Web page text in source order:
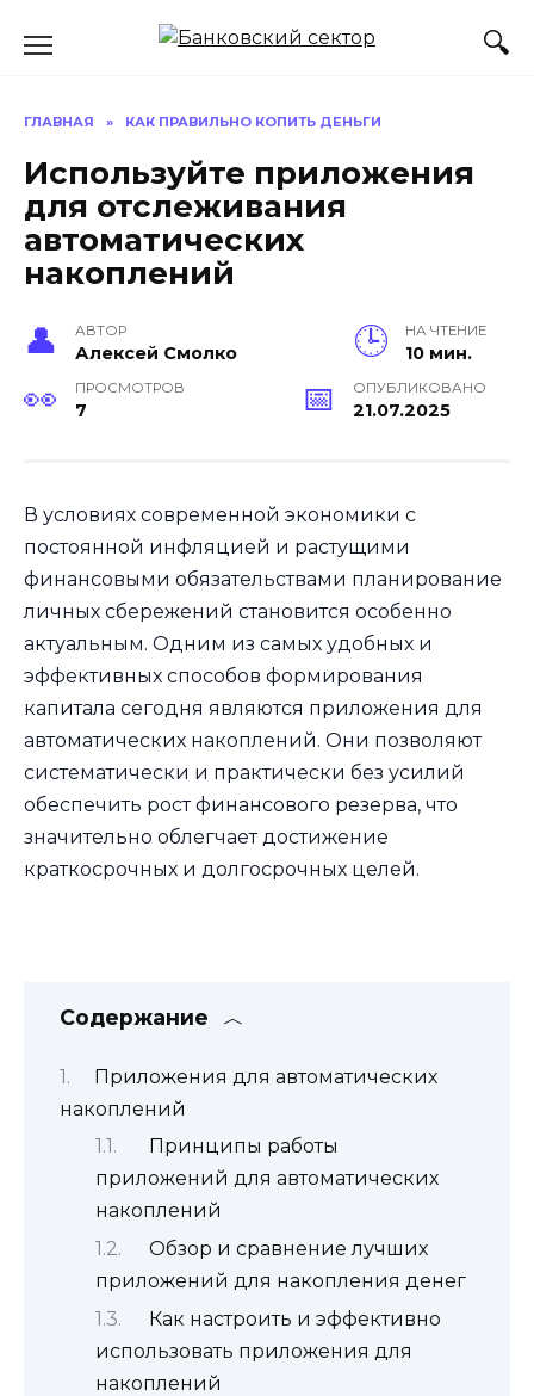
ГЛАВНАЯ » КАК ПРАВИЛЬНО КОПИТЬ ДЕНЬГИ
Используйте приложения
для отслеживания
автоматических
накоплений
АВТОР
Алексей Смолко
НА ЧТЕНИЕ
10 мин.
ПРОСМОТРОВ
7
ОПУБЛИКОВАНО
21.07.2025
В условиях современной экономики с
постоянной инфляцией и растущими
финансовыми обязательствами планирование
личных сбережений становится особенно
актуальным. Одним из самых удобных и
эффективных способов формирования
капитала сегодня являются приложения для
автоматических накоплений. Они позволяют
систематически и практически без усилий
обеспечить рост финансового резерва, что
значительно облегчает достижение
краткосрочных и долгосрочных целей.
Содержание
Приложения для автоматических
накоплений
Принципы работы
приложений для автоматических
накоплений
Обзор и сравнение лучших
приложений для накопления денег
Как настроить и эффективно
использовать приложения для
накоплений